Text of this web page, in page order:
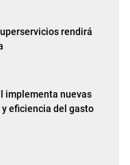
rendirá
implementa nuevas
eficiencia del gasto